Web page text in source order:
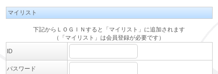
マイリスト
下記からＬＯＧＩＮすると「マイリスト」に追加されます
（「マイリスト」は会員登録が必要です）
ID
パスワード